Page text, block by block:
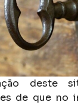
deste
de que no